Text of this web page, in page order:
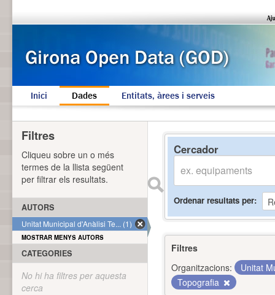
Inici Dades Entitats, àrees i serveis
Cercador
Ordenar resultats per
Filtres
Organitzacions:
Unitat
Topografia
Filtres
Cliqueu sobre un o més
termes de la llista següent
per filtrar els resultats.
AUTORS
Unitat Municipal d'Anàlisi Te... (1)
MOSTRAR MENYS AUTORS
CATEGORIES
No hi ha filtres per aquesta
cerca